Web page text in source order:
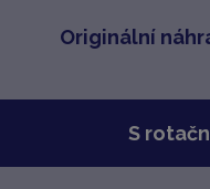
Originální
S